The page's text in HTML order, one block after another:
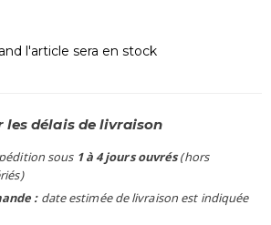
l'article sera en stock
délais de livraison
sous 1 à 4 jours ouvrés(hors
: date estimée de livraison est indiquée